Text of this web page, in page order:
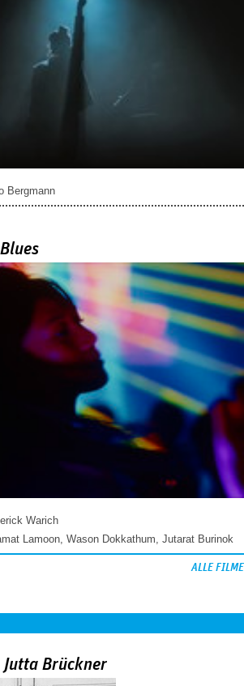
Bergmann
Warich
Lamoon, Wason Dokkathum, Jutarat Burinok
ALLE FILME
Brückner